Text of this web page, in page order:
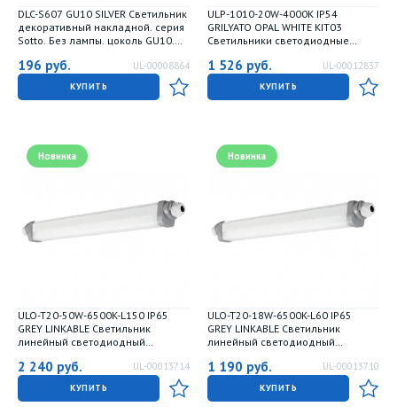
DLC-S607 GU10 SILVER Светильник
декоративный накладной. серия
Sotto. Без лампы. цоколь GU10.
196 руб. UL-00008864
КУПИТЬ
ULP-1010-20W-4000K IP54
GRILYATO OPAL WHITE KIT03
Светильники светодиодные
комплект из 3 штук. Белый свет
4000K. 1800Лм. Для ячеек
100x100мм. Корпус белый. В
1 526 руб. UL-00012837
КУПИТЬ
Новинка
ULO-T20-50W-6500K-L150 IP65
GREY LINKABLE Светильник
линейный светодиодный
соединяемый. Дневной свет
6500K. 6000 Лм. Цвет серый. ТМ
Uniel
2 240 руб. UL-00013714
КУПИТЬ
Новинка
ULO-T20-18W-6500K-L60 IP65
GREY LINKABLE Светильник
линейный светодиодный
соединяемый. Дневной свет
6500K. 2160 Лм. Цвет серый. ТМ
Uniel
1 190 руб. UL-00013710
КУПИТЬ